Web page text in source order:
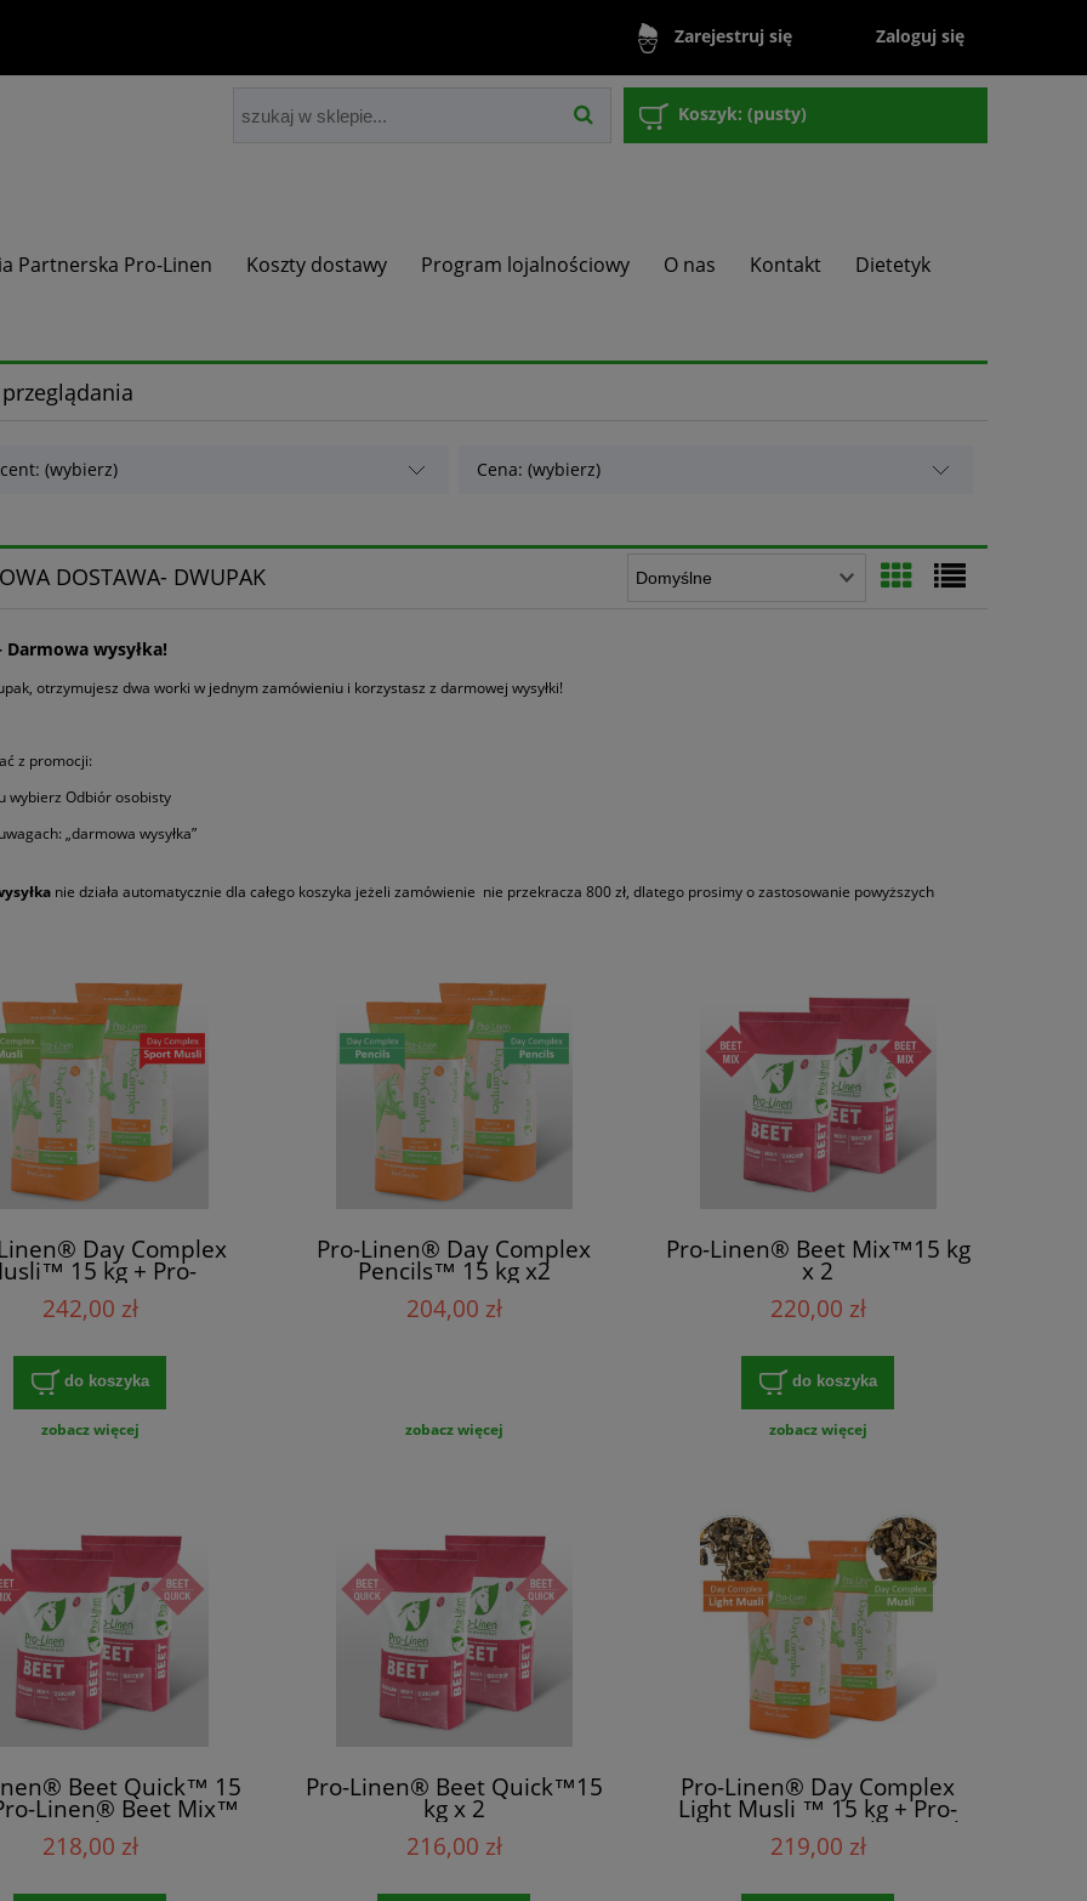
Zarejestruj się Zaloguj się
Koszyk: (pusty)
Partnerska Pro-Linen Koszty dostawy Program lojalnościowy O nas Kontakt Dietetyk
(wybierz) Cena: (wybierz)
DOSTAWA- DWUPAK
Darmowa wysyłka!
otrzymujesz dwa worki w jednym zamówieniu i korzystasz z darmowej wysyłki!
z promocji:
wybierz Odbiór osobisty
„darmowa wysyłka”
nie działa automatycznie dla całego koszyka jeżeli zamówienie nie przekracza 800 zł, dlatego prosimy o zastosowanie powyższych
Day Complex
15 kg + Pro-
Complex Sport
Musli ™ 15 kg
242,00 zł
do koszyka
zobacz więcej
Pro-Linen® Day Complex
Pencils™ 15 kg x2
204,00 zł
zobacz więcej
Pro-Linen® Beet Mix™15 kg
x 2
220,00 zł
do koszyka
zobacz więcej
Beet Quick™ 15
Linen® Beet Mix™
15 kg
218,00 zł
Pro-Linen® Beet Quick™15
kg x 2
216,00 zł
Pro-Linen® Day Complex
Light Musli ™ 15 kg + Pro-
Linen® Day Complex Musli
™ 15 kg
219,00 zł